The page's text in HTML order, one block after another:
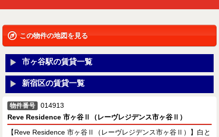
この物件の地図を見る
市ヶ谷駅の賃貸一覧
新宿区の賃貸一覧
物件番号
014913
Reve Residence 市ヶ谷Ⅱ（レーヴレジデンス市ヶ谷Ⅱ）
【Reve Residence 市ヶ谷Ⅱ（レーヴレジデンス市ヶ谷Ⅱ）】白と